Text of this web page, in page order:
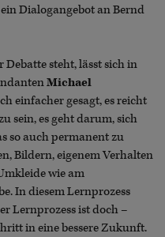
Dialogangebot an Bernd
steht, lässt sich in
Michael
einfacher gesagt, es reicht
sein, es geht darum, sich
so auch permanent zu
Bildern, eigenem Verhalten
wie am
In diesem Lernprozess
Lernprozess ist doch –
in eine bessere Zukunft.